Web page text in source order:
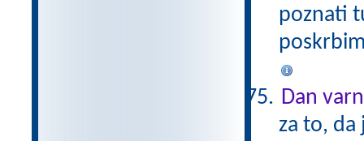
poznati
Dan
za to, da